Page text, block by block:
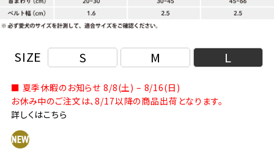
SIZE S M L
■ 夏季休暇のお知らせ 8/8(土) – 8/16(日)
お休み中のご注文は、8/17以降の商品出荷となります。
詳しくはこちら